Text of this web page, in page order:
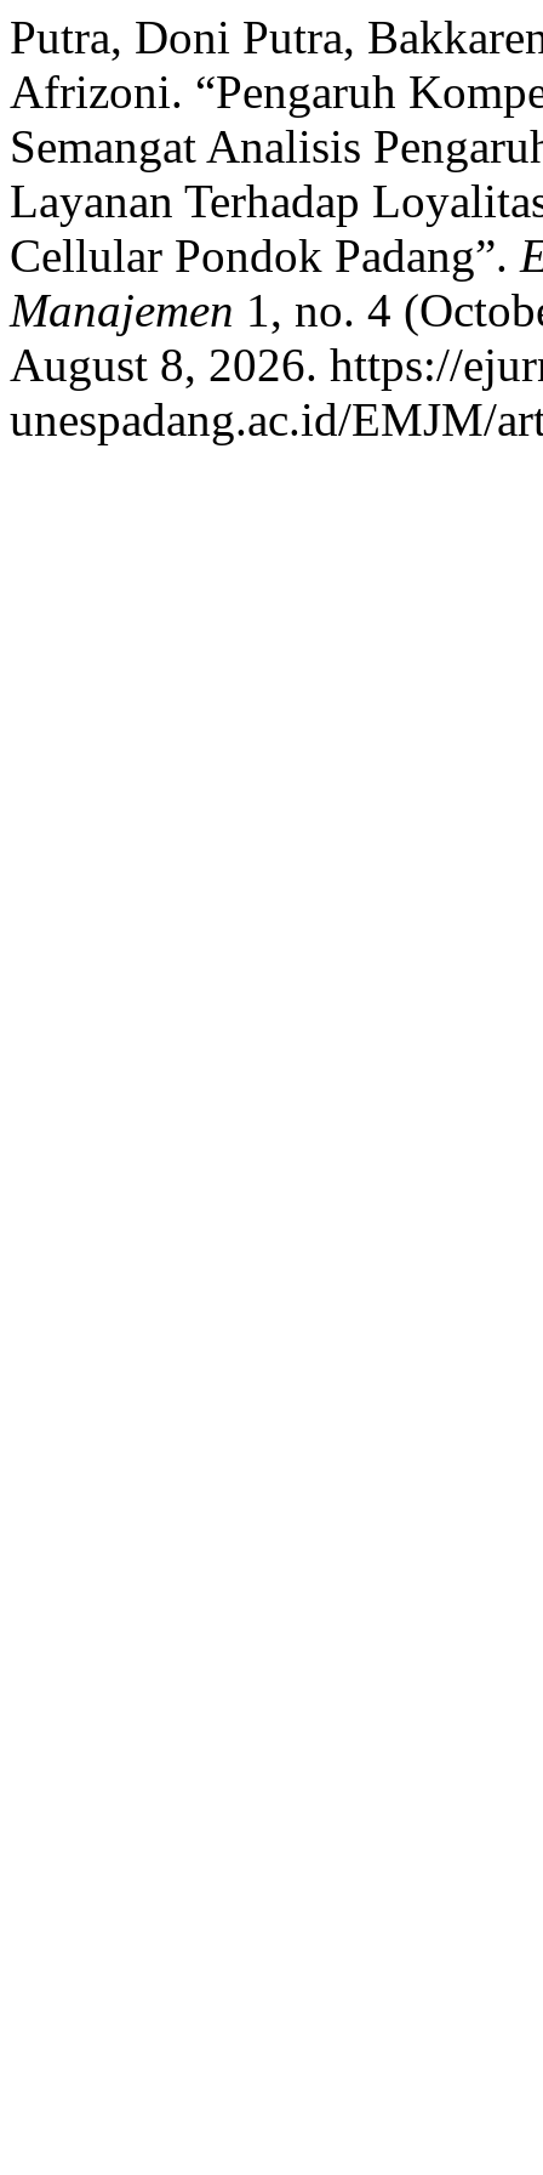
Putra, Doni Putra,
Afrizoni. “Pengaruh
Semangat Analisis
Layanan Terhadap
Cellular Pondok Padang”.
Manajemen 1, no. 4
August 8, 2026. https://
unespadang.ac.id/EMJM/